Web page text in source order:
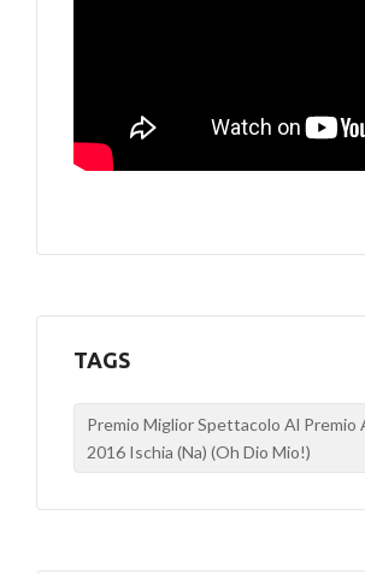
TAGS
Premio Miglior Spettacolo Al Premio
2016 Ischia (Na) (Oh Dio Mio!)